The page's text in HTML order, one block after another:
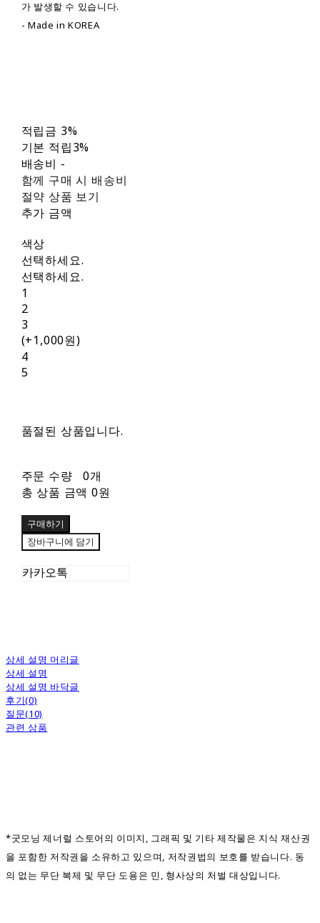
가 발생할 수 있습니다.
- Made in KOREA
적립금 3%
기본 적립3%
배송비 -
함께 구매 시 배송비
절약 상품 보기
추가 금액
색상
선택하세요.
선택하세요.
1
2
3
(+1,000원)
4
5
품절된 상품입니다.
주문 수량
0개
총 상품 금액 0원
구매하기
장바구니에 담기
카카오톡
상세 설명 머리글
상세 설명
상세 설명 바닥글
후기(0)
질문(10)
관련 상품
*굿모닝 제너럴 스토어의 이미지, 그래픽 및 기타 제작물은 지식 재산권
을 포함한 저작권을 소유하고 있으며, 저작권법의 보호를 받습니다. 동
의 없는 무단 복제 및 무단 도용은 민, 형사상의 처벌 대상입니다.